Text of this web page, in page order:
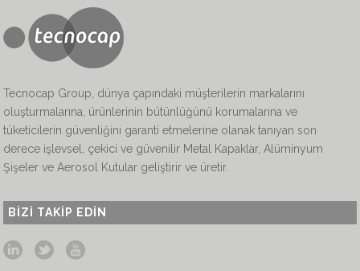
Tecnocap Group, dünya çapındaki müşterilerin markalarını
oluşturmalarına, ürünlerinin bütünlüğünü korumalarına ve
tüketicilerin güvenliğini garanti etmelerine olanak tanıyan son
derece işlevsel, çekici ve güvenilir Metal Kapaklar, Alüminyum
Şişeler ve Aerosol Kutular geliştirir ve üretir.
BIZI TAKIP EDIN